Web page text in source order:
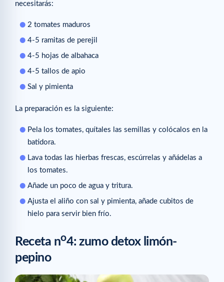
necesitarás:
2 tomates maduros
4-5 ramitas de perejil
4-5 hojas de albahaca
4-5 tallos de apio
Sal y pimienta
La preparación es la siguiente:
Pela los tomates, quítales las semillas y colócalos en la
batidora.
Lava todas las hierbas frescas, escúrrelas y añádelas a
los tomates.
Añade un poco de agua y tritura.
Ajusta el aliño con sal y pimienta, añade cubitos de
hielo para servir bien frío.
Receta no4: zumo detox limón-
pepino